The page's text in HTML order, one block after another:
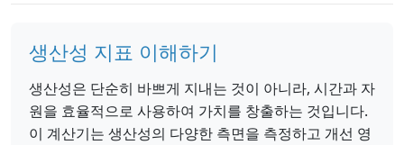
생산성 지표 이해하기
생산성은 단순히 바쁘게 지내는 것이 아니라, 시간과 자
원을 효율적으로 사용하여 가치를 창출하는 것입니다.
이 계산기는 생산성의 다양한 측면을 측정하고 개선 영